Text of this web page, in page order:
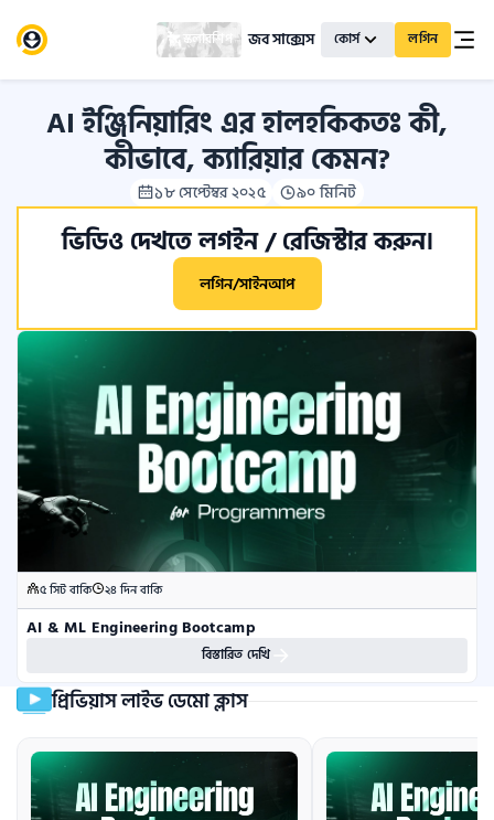
স্কলারশিপ জব সাক্সেস কোর্স লগিন
AI ইঞ্জিনিয়ারিং এর হালহকিকতঃ কী,
কীভাবে, ক্যারিয়ার কেমন?
১৮ সেপ্টেম্বর ২০২৫ ৯০ মিনিট
ভিডিও দেখতে লগইন / রেজিস্টার করুন।
লগিন/সাইনআপ
৫ সিট বাকি ২৪ দিন বাকি
AI & ML Engineering Bootcamp
বিস্তারিত দেখি
প্রিভিয়াস লাইভ ডেমো ক্লাস